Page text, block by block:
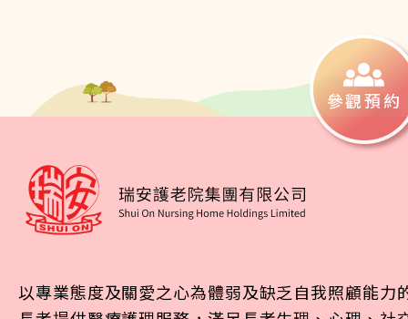
Maggie Wong
感謝你們悉心看護和照
己經比之前好多了
From
梁悦歡
參觀預約
以專業態度及關愛之心為體弱及缺乏自我照顧能力